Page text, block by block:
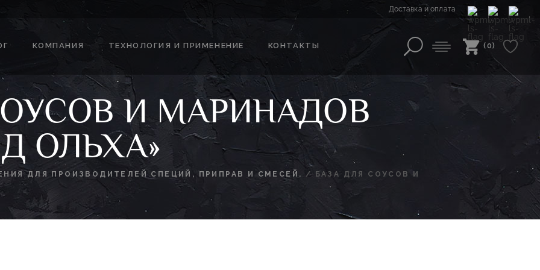
Доставка и оплата
КОМПАНИЯ ТЕХНОЛОГИЯ И ПРИМЕНЕНИЕ КОНТАКТЫ (0)
И МАРИНАДОВ
ОЛЬХА»
ДЛЯ ПРОИЗВОДИТЕЛЕЙ СПЕЦИЙ, ПРИПРАВ И СМЕСЕЙ. /
БАЗА ДЛЯ СОУСОВ И